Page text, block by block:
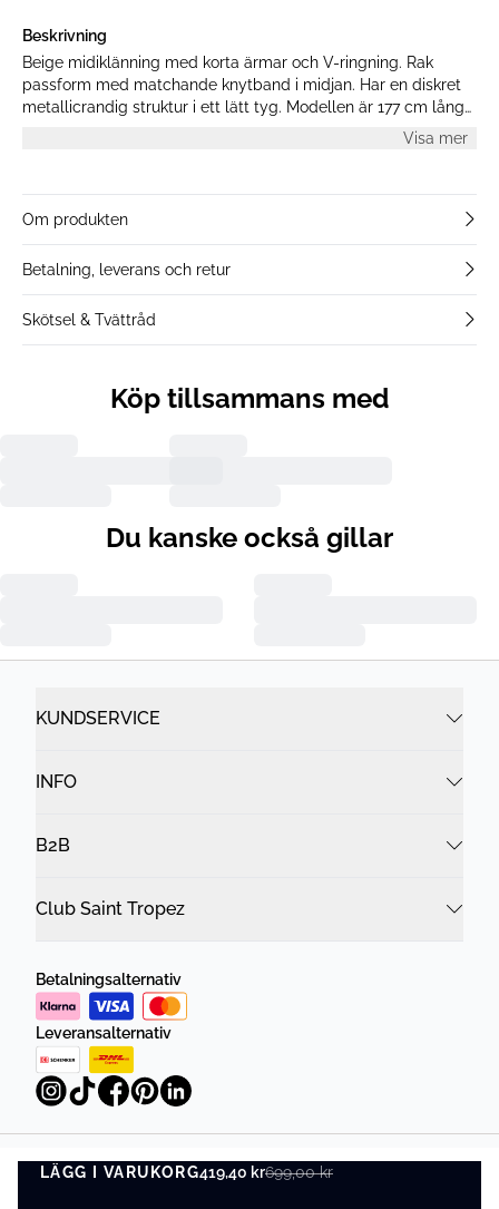
LÄGG I VARUKORG419,40 kr699,00 kr
LÄGG I VARUKORG
Beskrivning
Beige midiklänning med korta ärmar och V-ringning. Rak
passform med matchande knytband i midjan. Har en diskret
metallicrandig struktur i ett lätt tyg. Modellen är 177 cm lång
Visa mer
Om produkten
Betalning, leverans och retur
Skötsel & Tvättråd
Köp tillsammans med
Du kanske också gillar
KUNDSERVICE
INFO
B2B
Club Saint Tropez
Betalningsalternativ
Leveransalternativ
Integritetspolicy Villkor